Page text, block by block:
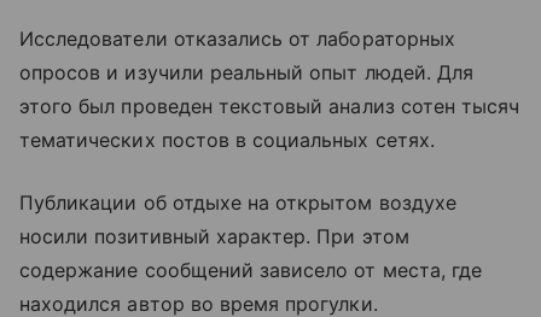
Исследователи отказались от лабораторных
опросов и изучили реальный опыт людей. Для
этого был проведен текстовый анализ сотен тысяч
тематических постов в социальных сетях.
Публикации об отдыхе на открытом воздухе
носили позитивный характер. При этом
содержание сообщений зависело от места, где
находился автор во время прогулки.